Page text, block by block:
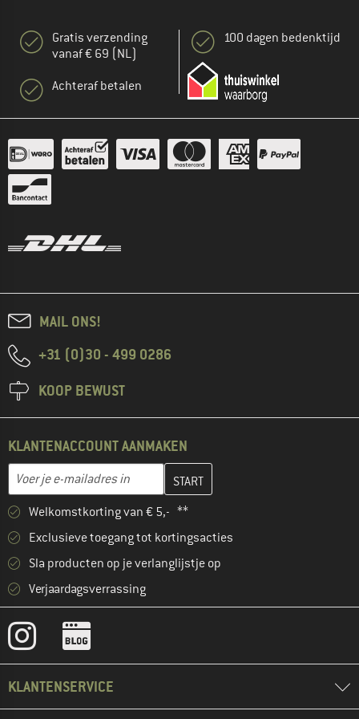
Gratis verzending
vanaf € 69 (NL)
Achteraf betalen
100 dagen bedenktijd
MAIL ONS!
+31 (0)30 - 499 0286
KOOP BEWUST
KLANTENACCOUNT AANMAKEN
E-mailadres
Vul je e-mailadres hier in en maak in de volgende stap je
Welkomstkorting van € 5,- **
Exclusieve toegang tot kortingsacties
Sla producten op je verlanglijstje op
Verjaardagsverrassing
KLANTENSERVICE